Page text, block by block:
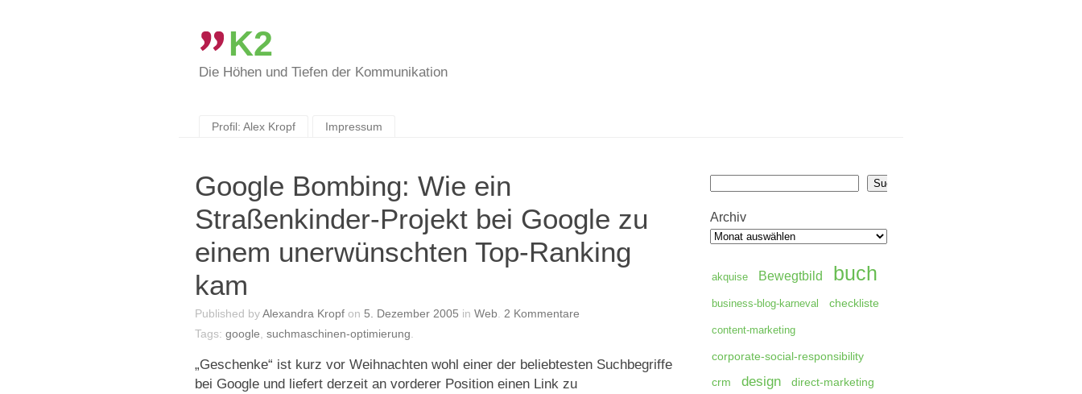
K2
Die Höhen und Tiefen der Kommunikation
Profil: Alex Kropf
Impressum
Google Bombing: Wie ein
Straßenkinder-Projekt bei Google zu
einem unerwünschten Top-Ranking
kam
Published byAlexandra Kropf on 5. Dezember 2005 in Web 2 Kommentare
Tags: google suchmaschinen-optimierung
„Geschenke“ ist kurz vor Weihnachten wohl einer der beliebtesten Suchbegriffe
bei Google und liefert derzeit an vorderer Position einen Link zu
Suchen
Archiv
akquise Bewegtbild buch
business-blog-karneval checkliste
content-marketing
corporate-social-responsibility
crm
design direct-marketing